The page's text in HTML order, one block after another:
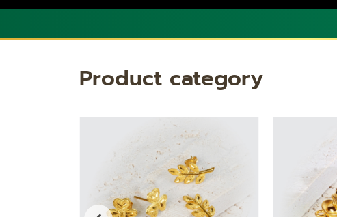
Product category